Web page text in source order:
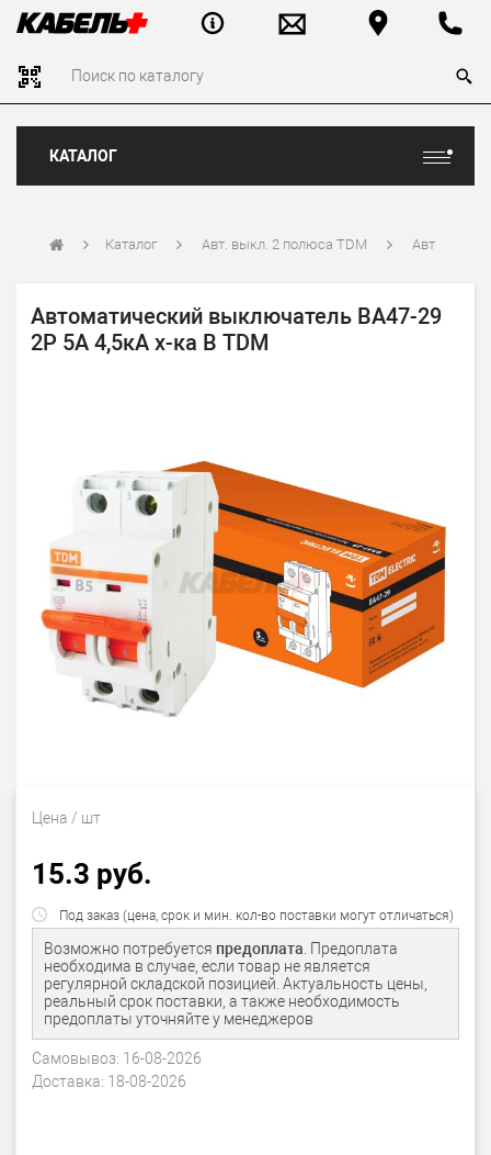
КАТАЛОГ
Каталог Авт. выкл. 2 полюса TDM Авт
Автоматический выключатель ВА47-29
2Р 5А 4,5кА х-ка В TDM
Цена / шт
15.3 руб.
Под заказ (цена, срок и мин. кол-во поставки могут отличаться)
Возможно потребуется предоплата. Предоплата
необходима в случае, если товар не является
регулярной складской позицией. Актуальность цены,
реальный срок поставки, а также необходимость
предоплаты уточняйте у менеджеров
Самовывоз: 16-08-2026
Доставка: 18-08-2026